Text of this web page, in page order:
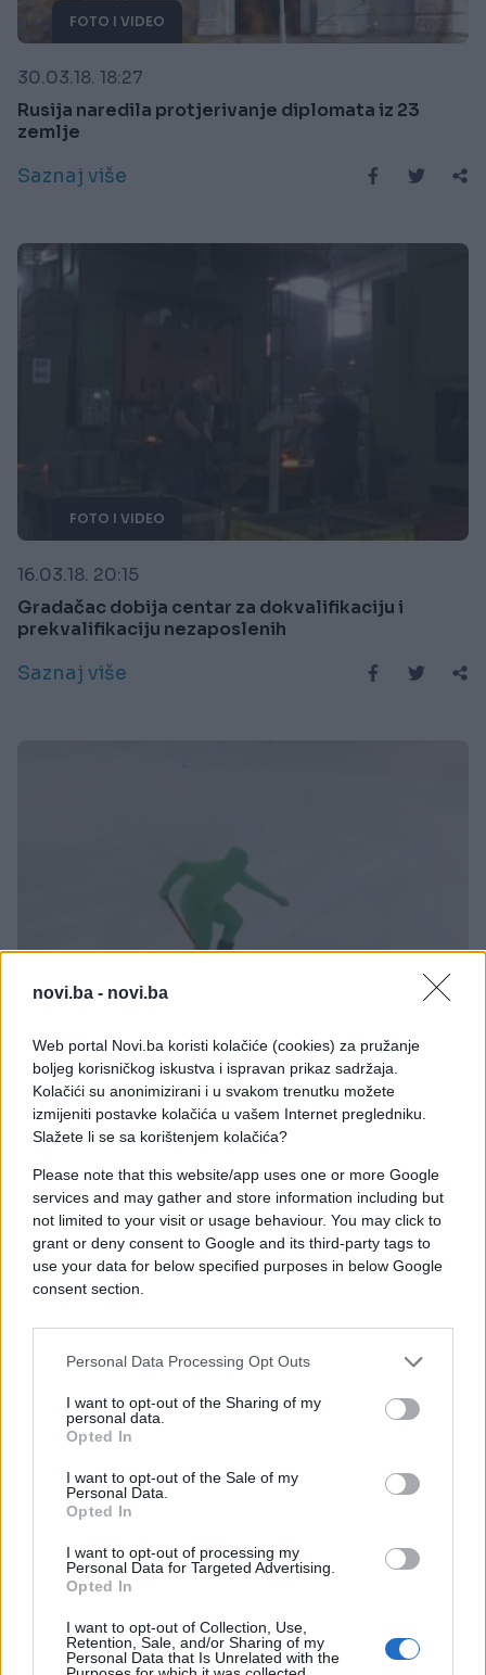
novi.ba - novi.ba
Web portal Novi.ba koristi kolačiće (cookies) za pružanje
boljeg korisničkog iskustva i ispravan prikaz sadržaja.
Kolačići su anonimizirani i u svakom trenutku možete
izmijeniti postavke kolačića u vašem Internet pregledniku.
Slažete li se sa korištenjem kolačića?
Please note that this website/app uses one or more Google
services and may gather and store information including but
not limited to your visit or usage behaviour. You may click to
grant or deny consent to Google and its third-party tags to
use your data for below specified purposes in below Google
consent section.
Personal Data Processing Opt Outs
I want to opt-out of the Sharing of my
personal data.
Opted In
I want to opt-out of the Sale of my
Personal Data.
Opted In
I want to opt-out of processing my
Personal Data for Targeted Advertising.
Opted In
I want to opt-out of Collection, Use,
Retention, Sale, and/or Sharing of my
Personal Data that Is Unrelated with the
FOTO I VIDEO
30.03.18. 18:27
Rusija naredila protjerivanje diplomata iz 23
zemlje
Saznaj više
FOTO I VIDEO
16.03.18. 20:15
Gradačac dobija centar za dokvalifikaciju i
prekvalifikaciju nezaposlenih
Saznaj više
15.02.18. 19:18
Otac je pitao sina (14) da očisti prilaz od snijega, a
dobio je nešto neočekivano (VIDEO)
Saznaj više
FOTO I VIDEO
24.07.17. 14:46
godina i uvijek je tu za Cecu
Saznaj više